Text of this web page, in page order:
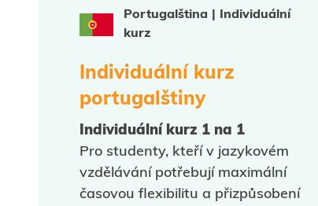
Portugalština | Individuální
kurz
Individuální kurz
portugalštiny
Individuální kurz 1 na 1
Pro studenty, kteří v jazykovém
vzdělávání potřebují maximální
časovou flexibilitu a přizpůsobení